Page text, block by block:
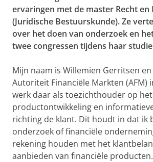
ervaringen met de master Recht en
(Juridische Bestuurskunde). Ze
over het doen van onderzoek en
twee congressen tijdens haar
Mijn naam is Willemien Gerritsen
Autoriteit Financiële Markten (AFM)
werk daar als toezichthouder op
productontwikkeling en
richting de klant. Dit houdt in dat ik
onderzoek of financiële
rekening houden met het
aanbieden van financiële producten.